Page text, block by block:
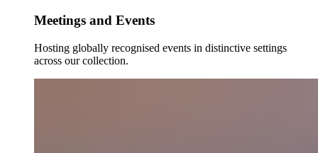
Meetings and Events​​​​‌ ‍ ​‍​‍‌‍ ‌ ​‍‌‍‍‌‌‍‌ ‌‍‍‌‌‍ ‍​‍​‍​ ‍‍​‍​‍‌ ​ ‌‍​‌‌‍ ‍‌‍‍‌‌ ‌​‌ ‍‌​‍ ‍‌‍‍‌‌‍ ​‍​‍​‍ ​​‍​‍‌‍‍​‌ ​‍‌‍‌‌‌‍‌‍​‍​‍​ ‍‍​‍​‍‌‍‍​‌ ‌​‌ ‌​‌ ​​‌ ​ ​ ‍‍​‍ ​‍ ‌‍ ​​‍ ‌‌‍​‌‌‍ ‍‌‍‌​​‍ ‌‌ ​‍​‍ ‌‌‍‍​‌‍ ‌ ‌​‌‍‌‌‌‍ ​‌ ​ ​‍ ‌‌ ​ ‌ ‌​‌ ‌‌‌‍‌​‌‍‍‌‌‍ ​‍ ‍‌ ‌‍‌‍‌‌‌ ​‍‌‍​ ‌‍‌‌‌‍ ​​‍ ‍‌‍​‌‌ ​​‌ ​​​‍ ‌‍‍‌‌‍ ‍‌ ‌​‌‍‌‌‌‍ ‍‌ ‌​​‍ ‌‍‌‌‌‍‌​‌‍‍‌‌ ‌​​‍ ‌‍ ‌‌‍ ‌‍‌​‌‍‌‌​ ‌‌ ​​‌ ​‍‌‍‌‌‌ ​ ‌‍‌‌‌‍ ‍‌ ‌​‌‍​‌‌ ‌​‌‍‍‌‌‍ ‌‍ ‍​ ‍ ‌‍‍‌‌‍‌​​ ‌‌‍‌‍​ ‍‌‌‍‌‍‌‍​‌​ ‍‌‌‍‌‍​ ​ ‌‍‌‍​‍ ‌​ ‌ ​ ‍​​ ‍‌‌‍‌‍​‍ ‌​ ‌​​ ​‍‌‍​‌​ ​‌​‍ ‌​ ‍‌​ ‌​‌‍‌‍​ ​‍​‍ ‌‌‍‌‌​ ​​‌‍‌‍‌‍​‌‌‍‌‍​ ‌‍‌‍‌‍​ ​​​ ‌ ​ ‌‍​ ‌​​ ​ ​ ‍ ‌ ‌​‌ ‍‌‌ ​​‌‍‌‌​ ‌‌ ​​‌‍​‌‌‍‌ ‌‍‌‌​ ‍ ‌ ​​‌‍​‌‌ ‌​‌‍‍​​ ‌‌ ​​‌‍​‌‌‍‌ ‌‍‌‌‌​​‍‌ ‌‌‌‍‍‌‌‍ ​‌‍‌​‌‍‌‌‌ ​‍​‍‌‌​ ‌‌‌​​‍‌‌ ‌‍‍ ‌‍‌‌‌ ‍‌​‍‌‌​ ​ ‌​‌​​‍‌‌​ ​ ‌​‌​​‍‌‌​ ​‍​ ​‍​ ​‌‌‍‌​​ ‌‍‌‍​ ​ ‍​​ ​‍‌‍​ ​ ​‌​ ‌​‌‍‌‌‌‍‌​​ ‌ ​‍‌‌​ ​‍​ ​‍​‍‌‌​ ‌‌‌​‌​​‍ ‍‌‍​ ‌‍​‌‌ ​‍‌‍‌​‌ ​ ​‍‌‌​ ‌‌‌​​‍‌‌ ‌‍‍ ‌‍‌‌‌ ‍‌​‍‌‌​ ​ ‌​‌​​‍‌‌​ ​ ‌​‌​​‍‌‌​ ​‍​ ​‍‌‍​‌​ ​ ​ ‌‌​ ‍‌‌‍‌‍‌‍​‌​ ‌​‌‍‌‍​ ​ ‌‍‌‍‌‍‌‍​ ‍‌​‍‌‌​ ​‍​ ​‍​‍‌‌​ ‌‌‌​‌​​‍ ‍‌ ‌​‌‍‍‌‌ ‌​‌‍ ​‌‍‌‌​ ‌‍​‍‌‍​‌‌ ​ ‌‍‌‌‌‌‌‌‌ ​‍‌‍ ​​ ‌‌‍‍​‌ ‌​‌ ‌​‌ ​​‌ ​ ​‍‌‌​ ​ ‌​​‌​‍‌‌​ ​‍‌​‌‍​‍‌‌​ ​‍‌​‌‍‌‍ ​​‍ ‌‌‍​‌‌‍ ‍‌‍‌​​‍ ‌‌ ​‍​‍ ‌‌‍‍​‌‍ ‌ ‌​‌‍‌‌‌‍ ​‌ ​ ​‍ ‌‌ ​ ‌ ‌​‌ ‌‌‌‍‌​‌‍‍‌‌‍ ​‍ ‍‌ ‌‍‌‍‌‌‌ ​‍‌‍​ ‌‍‌‌‌‍ ​​‍ ‍‌‍​‌‌ ​​‌ ​​​‍‌‍‌‍‍‌‌‍‌​​ ‌‌‍‌‍​ ‍‌‌‍‌‍‌‍​‌​ ‍‌‌‍‌‍​ ​ ‌‍‌‍​‍ ‌​ ‌ ​ ‍​​ ‍‌‌‍‌‍​‍ ‌​ ‌​​ ​‍‌‍​‌​ ​‌​‍ ‌​ ‍‌​ ‌​‌‍‌‍​ ​‍​‍ ‌‌‍‌‌​ ​​‌‍‌‍‌‍​‌‌‍‌‍​ ‌‍‌‍‌‍​ ​​​ ‌ ​ ‌‍​ ‌​​ ​ ​‍‌‍‌ ‌​‌ ‍‌‌ ​​‌‍‌‌​ ‌‌ ​​‌‍​‌‌‍‌ ‌‍‌‌​‍‌‍‌ ​​‌‍​‌‌ ‌​‌‍‍​​ ‌‌ ​​‌‍​‌‌‍‌ ‌‍‌‌‌​​‍‌ ‌‌‌‍‍‌‌‍ ​‌‍‌​‌‍‌‌‌ ​‍​‍‌‌​ ‌‌‌​​‍‌‌ ‌‍‍ ‌‍‌‌‌ ‍‌​‍‌‌​ ​ ‌​‌​​‍‌‌​ ​ ‌​‌​​‍‌‌​ ​‍​ ​‍​ ​‌‌‍‌​​ ‌‍‌‍​ ​ ‍​​ ​‍‌‍​ ​ ​‌​ ‌​‌‍‌‌‌‍‌​​ ‌ ​‍‌‌​ ​‍​ ​‍​‍‌‌​ ‌‌‌​‌​​‍ ‍‌‍​ ‌‍​‌‌ ​‍‌‍‌​‌ ​ ​‍‌‌​ ‌‌‌​​‍‌‌ ‌‍‍ ‌‍‌‌‌ ‍‌​‍‌‌​ ​ ‌​‌​​‍‌‌​ ​ ‌​‌​​‍‌‌​ ​‍​ ​‍‌‍​‌​ ​ ​ ‌‌​ ‍‌‌‍‌‍‌‍​‌​ ‌​‌‍‌‍​ ​ ‌‍‌‍‌‍‌‍​ ‍‌​‍‌‌​ ​‍​ ​‍​‍‌‌​ ‌‌‌​‌​​‍ ‍‌ ‌​‌‍‍‌‌ ‌​‌‍ ​‌‍‌‌​‍‌‍‌ ​​‌‍‌‌‌ ​‍‌ ​ ‌ ​​‌‍‌‌‌‍​ ‌ ‌​‌‍‍‌‌ ‌‍‌‍‌‌​ ‌‌ ​​‌ ‌‌‌‍​‍‌‍ ​‌‍‍‌‌ ​ ‌‍‍​‌‍‌‌‌‍‌​​‍​‍‌ ‌
Hosting globally recognised events in distinctive settings
across our collection.​​​​‌ ‍ ​‍​‍‌‍ ‌ ​‍‌‍‍‌‌‍‌ ‌‍‍‌‌‍ ‍​‍​‍​ ‍‍​‍​‍‌ ​ ‌‍​‌‌‍ ‍‌‍‍‌‌ ‌​‌ ‍‌​‍ ‍‌‍‍‌‌‍ ​‍​‍​‍ ​​‍​‍‌‍‍​‌ ​‍‌‍‌‌‌‍‌‍​‍​‍​ ‍‍​‍​‍‌‍‍​‌ ‌​‌ ‌​‌ ​​‌ ​ ​ ‍‍​‍ ​‍ ‌‍ ​​‍ ‌‌‍​‌‌‍ ‍‌‍‌​​‍ ‌‌ ​‍​‍ ‌‌‍‍​‌‍ ‌ ‌​‌‍‌‌‌‍ ​‌ ​ ​‍ ‌‌ ​ ‌ ‌​‌ ‌‌‌‍‌​‌‍‍‌‌‍ ​‍ ‍‌ ‌‍‌‍‌‌‌ ​‍‌‍​ ‌‍‌‌‌‍ ​​‍ ‍‌‍​‌‌ ​​‌ ​​​‍ ‌‍‍‌‌‍ ‍‌ ‌​‌‍‌‌‌‍ ‍‌ ‌​​‍ ‌‍‌‌‌‍‌​‌‍‍‌‌ ‌​​‍ ‌‍ ‌‌‍ ‌‍‌​‌‍‌‌​ ‌‌ ​​‌ ​‍‌‍‌‌‌ ​ ‌‍‌‌‌‍ ‍‌ ‌​‌‍​‌‌ ‌​‌‍‍‌‌‍ ‌‍ ‍​ ‍ ‌‍‍‌‌‍‌​​ ‌‌‍‌‍​ ‍‌‌‍‌‍‌‍​‌​ ‍‌‌‍‌‍​ ​ ‌‍‌‍​‍ ‌​ ‌ ​ ‍​​ ‍‌‌‍‌‍​‍ ‌​ ‌​​ ​‍‌‍​‌​ ​‌​‍ ‌​ ‍‌​ ‌​‌‍‌‍​ ​‍​‍ ‌‌‍‌‌​ ​​‌‍‌‍‌‍​‌‌‍‌‍​ ‌‍‌‍‌‍​ ​​​ ‌ ​ ‌‍​ ‌​​ ​ ​ ‍ ‌ ‌​‌ ‍‌‌ ​​‌‍‌‌​ ‌‌ ​​‌‍​‌‌‍‌ ‌‍‌‌​ ‍ ‌ ​​‌‍​‌‌ ‌​‌‍‍​​ ‌‌ ​​‌‍​‌‌‍‌ ‌‍‌‌‌​​‍‌ ‌‌‌‍‍‌‌‍ ​‌‍‌​‌‍‌‌‌ ​‍​‍‌‌​ ‌‌‌​​‍‌‌ ‌‍‍ ‌‍‌‌‌ ‍‌​‍‌‌​ ​ ‌​‌​​‍‌‌​ ​ ‌​‌​​‍‌‌​ ​‍​ ​‍​ ​‌‌‍‌​​ ‌‍‌‍​ ​ ‍​​ ​‍‌‍​ ​ ​‌​ ‌​‌‍‌‌‌‍‌​​ ‌ ​‍‌‌​ ​‍​ ​‍​‍‌‌​ ‌‌‌​‌​​‍ ‍‌‍​ ‌‍​‌‌ ​‍‌‍‌​‌ ​ ​‍‌‌​ ‌‌‌​​‍‌‌ ‌‍‍ ‌‍‌‌‌ ‍‌​‍‌‌​ ​ ‌​‌​​‍‌‌​ ​ ‌​‌​​‍‌‌​ ​‍​ ​‍‌‍​‌​ ​ ​ ‌‌​ ‍‌‌‍‌‍‌‍​‌​ ‌​‌‍‌‍​ ​ ‌‍‌‍‌‍‌‍​ ‍‌​‍‌‌​ ​‍​ ​‍​‍‌‌​ ‌‌‌​‌​​‍ ‍‌‍​ ‌‍ ‌ ​​‌ ‍‌​ ‌‍​‍‌‍​‌‌ ​ ‌‍‌‌‌‌‌‌‌ ​‍‌‍ ​​ ‌‌‍‍​‌ ‌​‌ ‌​‌ ​​‌ ​ ​‍‌‌​ ​ ‌​​‌​‍‌‌​ ​‍‌​‌‍​‍‌‌​ ​‍‌​‌‍‌‍ ​​‍ ‌‌‍​‌‌‍ ‍‌‍‌​​‍ ‌‌ ​‍​‍ ‌‌‍‍​‌‍ ‌ ‌​‌‍‌‌‌‍ ​‌ ​ ​‍ ‌‌ ​ ‌ ‌​‌ ‌‌‌‍‌​‌‍‍‌‌‍ ​‍ ‍‌ ‌‍‌‍‌‌‌ ​‍‌‍​ ‌‍‌‌‌‍ ​​‍ ‍‌‍​‌‌ ​​‌ ​​​‍‌‍‌‍‍‌‌‍‌​​ ‌‌‍‌‍​ ‍‌‌‍‌‍‌‍​‌​ ‍‌‌‍‌‍​ ​ ‌‍‌‍​‍ ‌​ ‌ ​ ‍​​ ‍‌‌‍‌‍​‍ ‌​ ‌​​ ​‍‌‍​‌​ ​‌​‍ ‌​ ‍‌​ ‌​‌‍‌‍​ ​‍​‍ ‌‌‍‌‌​ ​​‌‍‌‍‌‍​‌‌‍‌‍​ ‌‍‌‍‌‍​ ​​​ ‌ ​ ‌‍​ ‌​​ ​ ​‍‌‍‌ ‌​‌ ‍‌‌ ​​‌‍‌‌​ ‌‌ ​​‌‍​‌‌‍‌ ‌‍‌‌​‍‌‍‌ ​​‌‍​‌‌ ‌​‌‍‍​​ ‌‌ ​​‌‍​‌‌‍‌ ‌‍‌‌‌​​‍‌ ‌‌‌‍‍‌‌‍ ​‌‍‌​‌‍‌‌‌ ​‍​‍‌‌​ ‌‌‌​​‍‌‌ ‌‍‍ ‌‍‌‌‌ ‍‌​‍‌‌​ ​ ‌​‌​​‍‌‌​ ​ ‌​‌​​‍‌‌​ ​‍​ ​‍​ ​‌‌‍‌​​ ‌‍‌‍​ ​ ‍​​ ​‍‌‍​ ​ ​‌​ ‌​‌‍‌‌‌‍‌​​ ‌ ​‍‌‌​ ​‍​ ​‍​‍‌‌​ ‌‌‌​‌​​‍ ‍‌‍​ ‌‍​‌‌ ​‍‌‍‌​‌ ​ ​‍‌‌​ ‌‌‌​​‍‌‌ ‌‍‍ ‌‍‌‌‌ ‍‌​‍‌‌​ ​ ‌​‌​​‍‌‌​ ​ ‌​‌​​‍‌‌​ ​‍​ ​‍‌‍​‌​ ​ ​ ‌‌​ ‍‌‌‍‌‍‌‍​‌​ ‌​‌‍‌‍​ ​ ‌‍‌‍‌‍‌‍​ ‍‌​‍‌‌​ ​‍​ ​‍​‍‌‌​ ‌‌‌​‌​​‍ ‍‌‍​ ‌‍ ‌ ​​‌ ‍‌​‍‌‍‌ ​​‌‍‌‌‌ ​‍‌ ​ ‌ ​​‌‍‌‌‌‍​ ‌ ‌​‌‍‍‌‌ ‌‍‌‍‌‌​ ‌‌ ​​‌ ‌‌‌‍​‍‌‍ ​‌‍‍‌‌ ​ ‌‍‍​‌‍‌‌‌‍‌​​‍​‍‌ ‌